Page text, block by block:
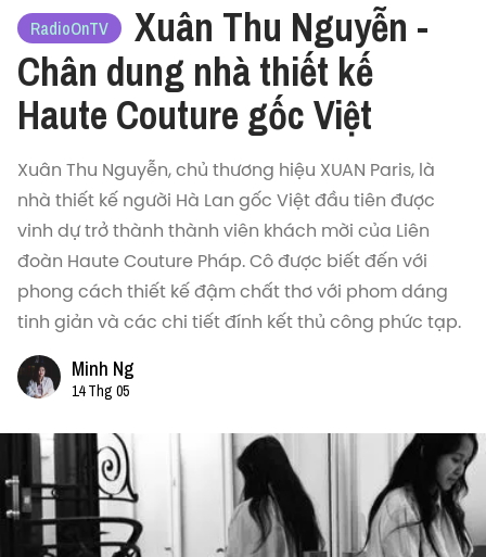
RadioOnTV
Xuân Thu Nguyễn -
Chân dung nhà thiết kế
Haute Couture gốc Việt
Xuân Thu Nguyễn, chủ thương hiệu XUAN Paris, là
nhà thiết kế người Hà Lan gốc Việt đầu tiên được
vinh dự trở thành thành viên khách mời của Liên
đoàn Haute Couture Pháp. Cô được biết đến với
phong cách thiết kế đậm chất thơ với phom dáng
tinh giản và các chi tiết đính kết thủ công phức tạp.
Minh Ng
14 Thg 05